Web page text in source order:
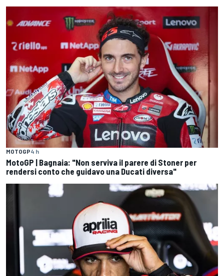
MOTOGP4 h
MotoGP | Bagnaia: "Non serviva il parere di Stoner per
rendersi conto che guidavo una Ducati diversa"